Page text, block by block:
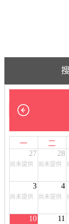
一 二
27
尚未提供
28
尚未提供
3
尚未提供
4
尚未提供
10 11